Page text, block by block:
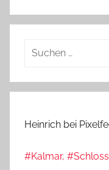
Suchen
Heinrich bei
#Kalmar,